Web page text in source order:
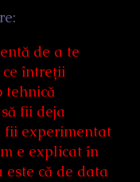
de a te
întreții
tehnică
fii deja
fii experimentat
e explicat în
este că de data